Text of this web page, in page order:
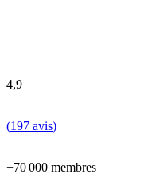
4,9
(197 avis)
+70 000 membres